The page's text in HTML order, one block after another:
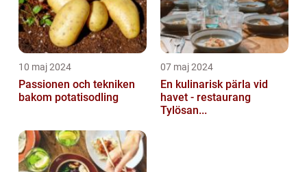
10 maj 2024
Passionen och tekniken
bakom potatisodling
07 maj 2024
En kulinarisk pärla vid
havet - restaurang
Tylösan...